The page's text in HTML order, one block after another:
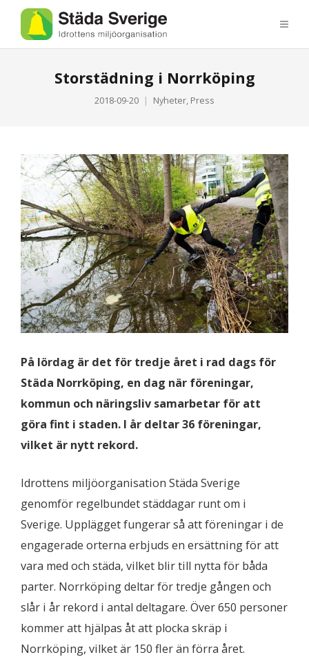
Storstädning i Norrköping
2018-09-20 Nyheter, Press
På lördag är det för tredje året i rad dags för
Städa Norrköping, en dag när föreningar,
kommun och näringsliv samarbetar för att
göra fint i staden. I år deltar 36 föreningar,
vilket är nytt rekord.
Idrottens miljöorganisation Städa Sverige
genomför regelbundet städdagar runt om i
Sverige. Upplägget fungerar så att föreningar i de
engagerade orterna erbjuds en ersättning för att
vara med och städa, vilket blir till nytta för båda
parter. Norrköping deltar för tredje gången och
slår i år rekord i antal deltagare. Över 650 personer
kommer att hjälpas åt att plocka skräp i
Norrköping, vilket är 150 fler än förra året.